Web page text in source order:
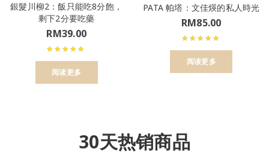
銀髮川柳2：飯只能吃8分飽，
剩下2分要吃藥
RM39.00
阅读更多
PATA 帕塔：文佳煐的私人時光
RM85.00
阅读更多
30天热销商品